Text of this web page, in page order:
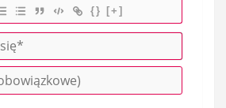
{} [+]
P
r
e
E
-